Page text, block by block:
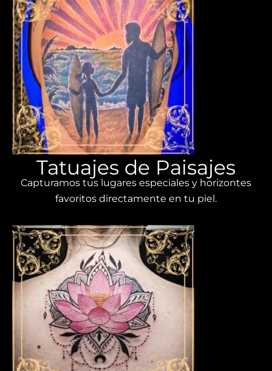
Tatuajes de Paisajes
Capturamos tus lugares especiales y horizontes
favoritos directamente en tu piel.